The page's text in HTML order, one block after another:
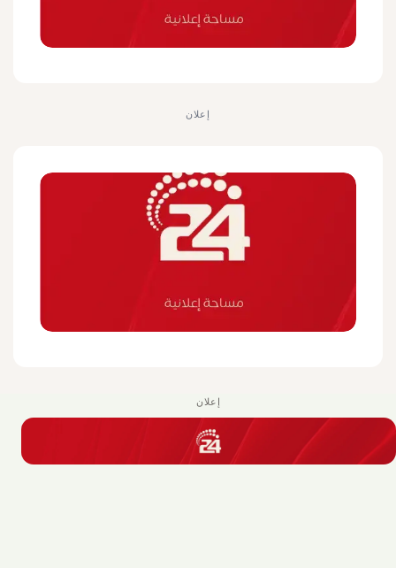
إعلان
إعلان